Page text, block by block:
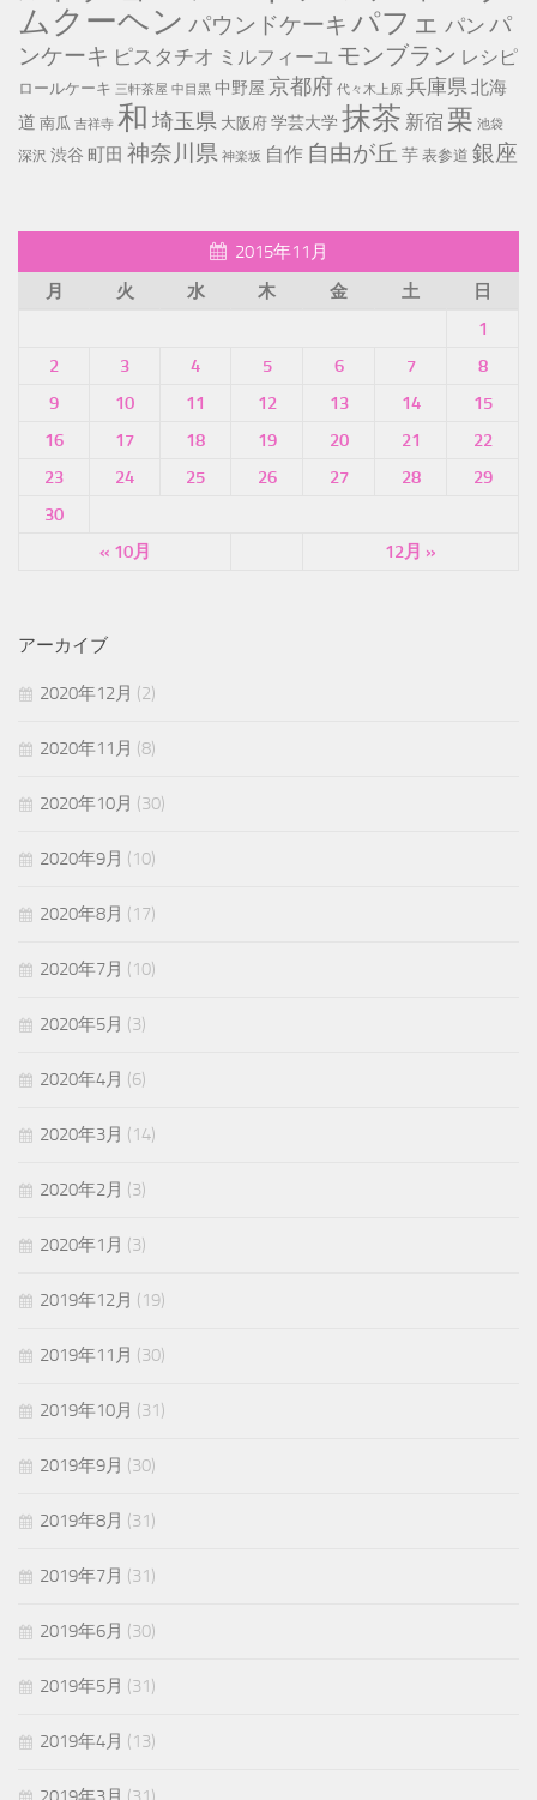
ムクーヘン パウンドケーキ パフェ パン パ
ンケーキ ピスタチオ ミルフィーユ モンブラン レシピ
ロールケーキ 三軒茶屋 中目黒 中野屋 京都府 代々木上原 兵庫県 北海
道 南瓜 吉祥寺 和 埼玉県 大阪府 学芸大学抹茶 新宿 栗 池袋
深沢 渋谷 町田 神奈川県 神楽坂 自作 自由が丘 芋 表参道 銀座
2015年11月
月
火 水 木 金 土 日
« 10月 12月 »
1
2
3 4 5 6 7
8
9
10 11 12 13 14
15
16
17 18 19 20 21
22
23
24 25 26 27 28
29
30
アーカイブ
2020年12月 (2)
2020年11月 (8)
2020年10月 (30)
2020年9月 (10)
2020年8月 (17)
2020年7月 (10)
2020年5月 (3)
2020年4月 (6)
2020年3月 (14)
2020年2月 (3)
2020年1月 (3)
2019年12月 (19)
2019年11月 (30)
2019年10月 (31)
2019年9月 (30)
2019年8月 (31)
2019年7月 (31)
2019年6月 (30)
2019年5月 (31)
2019年4月 (13)